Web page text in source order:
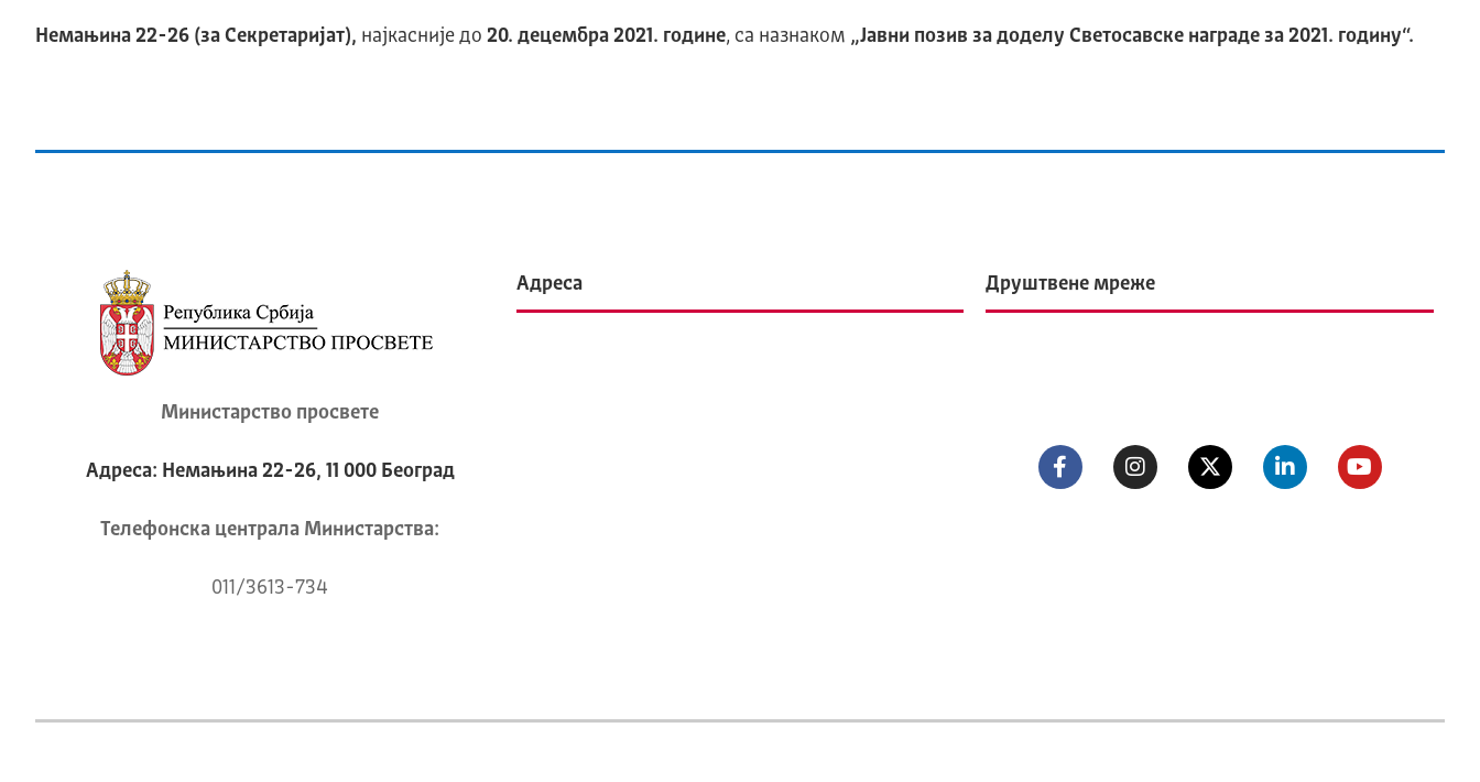
Немањина 22-26 (за Секретаријат), најкасније до 20. децембра 2021 . године, са назнаком „Јавни позив за доделу Светосавске награде за 2021 . годину“.
Министарство просвете
Адреса: Немањина 22-26, 11 000 Београд
Телeфонска централа Mинистарства:
011/3613-734
Адреса Друштвене мреже